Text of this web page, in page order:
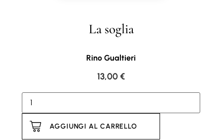
La soglia
Rino Gualtieri
13,00€
AGGIUNGI AL CARRELLO